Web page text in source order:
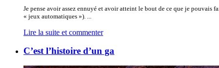
Je pense avoir assez ennuyé et avoir atteint le bout de ce que je pouvais
« jeux automatiques »). ...
Lire la suite et commenter
C’est l’histoire d’un ga